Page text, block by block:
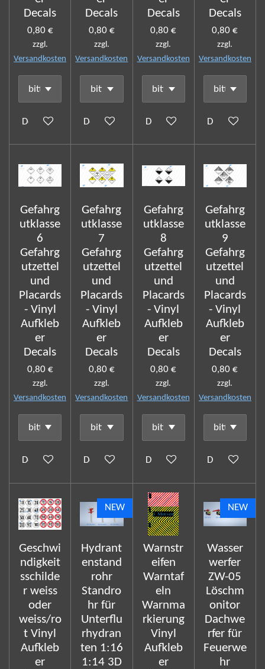
Decals
0,80 €
zzgl.
Versandkosten
Details anzeigen
Decals
0,80 €
zzgl.
Versandkosten
Details anzeigen
Decals
0,80 €
zzgl.
Versandkosten
Details anzeigen
Decals
0,80 €
zzgl.
Versandkosten
Details
Gefahrg
utklasse
6
Gefahrg
utzettel
und
Placards
- Vinyl
Aufkleb
er
Decals
0,80 €
zzgl.
Versandkosten
Details anzeigen
Gefahrg
utklasse
7
Gefahrg
utzettel
und
Placards
- Vinyl
Aufkleb
er
Decals
0,80 €
zzgl.
Versandkosten
Details anzeigen
Gefahrg
utklasse
8
Gefahrg
utzettel
und
Placards
- Vinyl
Aufkleb
er
Decals
0,80 €
zzgl.
Versandkosten
Details anzeigen
Gefahrg
utklasse
9
Gefahrg
utzettel
und
Placards
- Vinyl
Aufkleb
er
Decals
0,80 €
zzgl.
Versandkosten
Details
Geschwi
ndigkeit
sschilde
r weiss
oder
weiss/ro
t Vinyl
Aufkleb
er
NEW
Hydrant
enstand
rohr
Standro
hr für
Unterflu
rhydran
ten 1:16
1:14 3D
Warnstr
eifen
Warntaf
eln
Warnma
rkierung
Vinyl
Aufkleb
er
NEW
Wasser
werfer
ZW-05
Löschm
onitor
Dachwe
rfer für
Feuerwe
hr